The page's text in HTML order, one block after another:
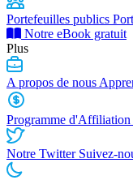
Portefeuilles publics
Notre eBook gratuit
Plus
A propos de nous
Programme d'Affiliation
Notre Twitter Suivez-